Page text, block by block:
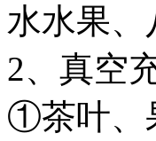
水水果、
2、真空
①茶叶、